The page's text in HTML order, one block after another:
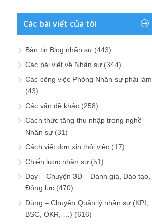
Các bài viết của tôi
Bản tin Blog nhân sự (443)
Các bài viết về Nhân sự (344)
Các công việc Phòng Nhân sự phải làm
(43)
Các vấn đề khác (258)
Cách thức tăng thu nhập trong nghề
Nhân sự (31)
Cách viết đơn xin thôi việc (17)
Chiến lược nhân sự (51)
Dạy – Chuyện 3Đ – Đánh giá, Đào tạo,
Động lực (470)
Dùng – Chuyện Quản lý nhân sự (KPI,
BSC, OKR, …) (616)